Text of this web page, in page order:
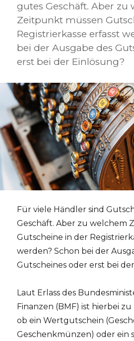
gutes Geschäft. Aber zu
Zeitpunkt müssen
Registrierkasse erfasst
bei der Ausgabe des
erst bei der Einlösung?
Für viele Händler sind
Geschäft. Aber zu welchem
Gutscheine in der
werden? Schon bei der
Gutscheines oder erst bei
Laut Erlass des
Finanzen (BMF) ist hierbei
ob ein Wertgutschein
Geschenkmünzen) oder ein